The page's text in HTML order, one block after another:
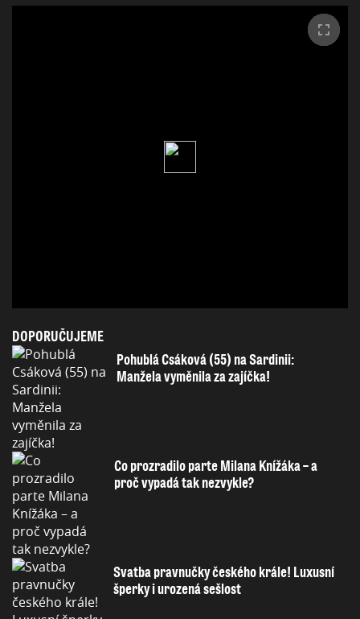
DOPORUČUJEME
Pohublá Csáková (55) na Sardinii:
Manžela vyměnila za zajíčka!
Co prozradilo parte Milana Knížáka – a
proč vypadá tak nezvykle?
Svatba pravnučky českého krále! Luxusní
šperky i urozená sešlost